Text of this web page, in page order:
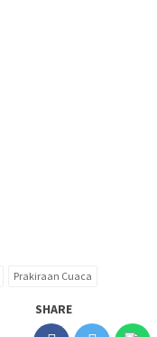
Prakiraan Cuaca
SHARE